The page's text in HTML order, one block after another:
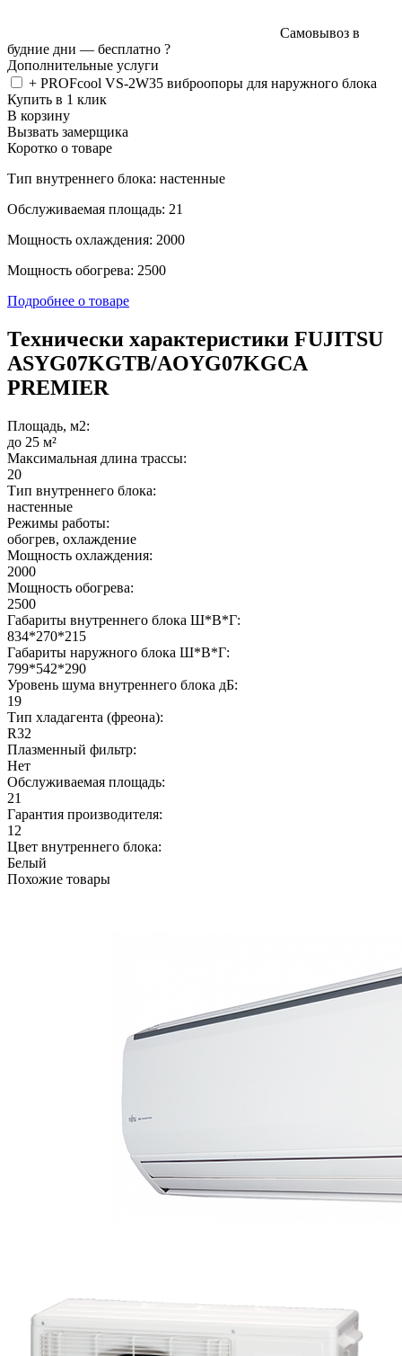
Самовывоз в
будние дни — бесплатно ?
Дополнительные услуги
+ PROFcool VS-2W35 виброопоры для наружного блока
Купить в 1 клик
В корзину
Вызвать замерщика
Коротко о товаре
Тип внутреннего блока: настенные
Обслуживаемая площадь: 21
Мощность охлаждения: 2000
Мощность обогрева: 2500
Подробнее о товаре
Технически характеристики FUJITSU
ASYG07KGTB/AOYG07KGCA
PREMIER
Площадь, м2:
до 25 м²
Максимальная длина трассы:
20
Тип внутреннего блока:
настенные
Режимы работы:
обогрев, охлаждение
Мощность охлаждения:
2000
Мощность обогрева:
2500
Габариты внутреннего блока Ш*В*Г:
834*270*215
Габариты наружного блока Ш*В*Г:
799*542*290
Уровень шума внутреннего блока дБ:
19
Тип хладагента (фреона):
R32
Плазменный фильтр:
Нет
Обслуживаемая площадь:
21
Гарантия производителя:
12
Цвет внутреннего блока:
Белый
Похожие товары